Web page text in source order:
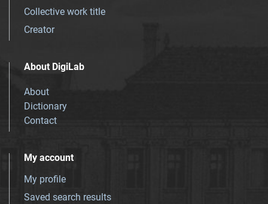
Collective work title
Creator
About DigiLab
About
Dictionary
Contact
My account
My profile
Saved search results